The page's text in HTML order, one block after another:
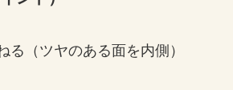
る（ツヤのある面を内側）